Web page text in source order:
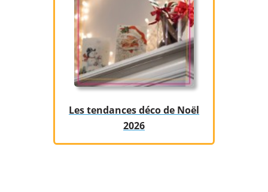
Les tendances déco de Noël
2026